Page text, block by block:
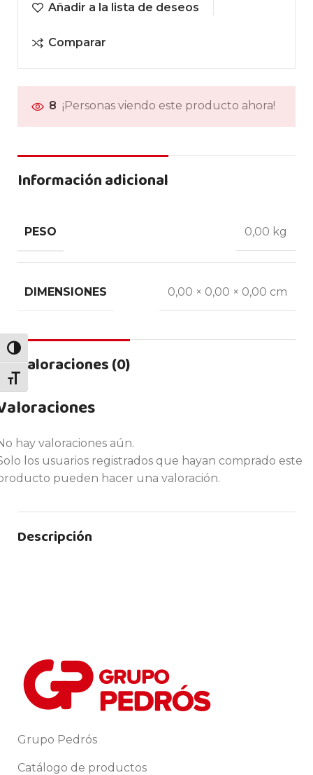
ALTERNAR ALTO CONTRASTE
ALTERNAR TAMAÑO DE LETRA
Añadir a la lista de deseos
Comparar
8 ¡Personas viendo este producto ahora!
Información adicional
PESO 0,00 kg
DIMENSIONES 0,00 × 0,00 × 0,00 cm
Valoraciones (0)
hay valoraciones aún.
los usuarios registrados que hayan comprado este
pueden hacer una valoración.
Descripción
Grupo Pedrós
Catálogo de productos